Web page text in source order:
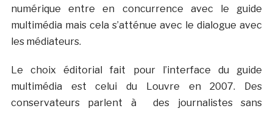
numérique entre en concurrence avec le guide
multimédia mais cela s’atténue avec le dialogue avec
les médiateurs.
Le choix éditorial fait pour l’interface du guide
multimédia est celui du Louvre en 2007. Des
conservateurs parlent à des journalistes sans